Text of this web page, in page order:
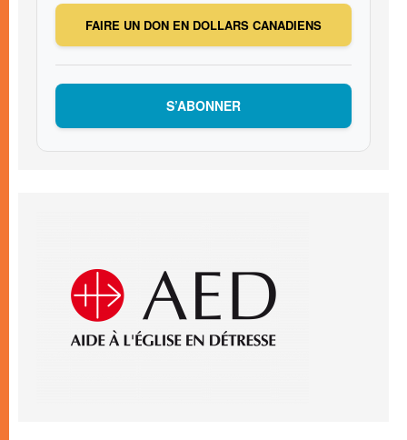
FAIRE UN DON EN DOLLARS CANADIENS
S’ABONNER